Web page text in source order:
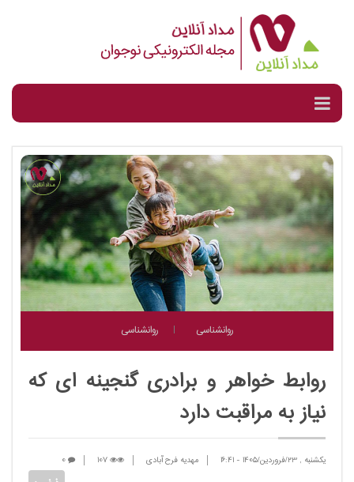
روانشناسی روانشناسی
روابط خواهر و برادری گنجینه ای که
نیاز به مراقبت دارد
یکشنبه , 23/فروردین/1405 -
16:41 مهدیه فرح آبادی 107